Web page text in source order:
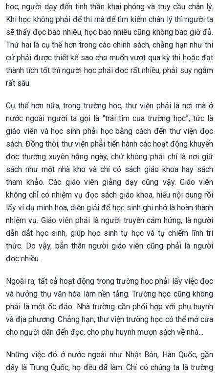
học, người dạy đến tinh thần khai phóng và truy cầu chân lý.
Khi học không phải để thi mà để tìm kiếm chân lý thì người ta
sẽ thấy đọc bao nhiêu, học bao nhiêu cũng không bao giờ đủ.
Thứ hai là cụ thể hơn trong các chính sách, chẳng hạn như thi
cử phải được thiết kế sao cho muốn vượt qua kỳ thi hoặc đạt
thành tích tốt thì người học phải đọc rất nhiều, phải suy ngẫm
rất sâu.
Cụ thể hơn nữa, trong trường học, thư viện phải là nơi mà ở
nước ngoài người ta gọi là “trái tim của trường học”, tức là
giáo viên và học sinh phải học bằng cách đến thư viện đọc
sách. Đồng thời, thư viện phải tiến hành các hoạt động khuyến
đọc thường xuyên hằng ngày, chứ không phải chỉ là nơi giữ
sách như một nhà kho và chỉ có sách giáo khoa hay sách
tham khảo. Các giáo viên giảng dạy cũng vậy. Giáo viên
không chỉ có nhiệm vụ đọc sách giáo khoa, hiểu nội dung rồi
lấy ví dụ minh họa, diễn giải để học sinh ghi nhớ là hoàn thành
nhiệm vụ. Giáo viên phải là người truyền cảm hứng, là người
dẫn dắt học sinh, giúp học sinh tự học và tự chiếm lĩnh tri
thức. Do vậy, bản thân người giáo viên cũng phải là người
đọc nhiều.
Ngoài ra, tất cả hoạt động trong trường học phải lấy việc đọc
và hưởng thụ văn hóa làm nền tảng. Trường học cũng không
phải là một ốc đảo. Nhà trường cần phối hợp với phụ huynh
và địa phương. Chẳng hạn, thư viện trường học có thể mở cửa
cho người dân đến đọc, cho phụ huynh mượn sách về nhà…
Những việc đó ở nước ngoài như Nhật Bản, Hàn Quốc, gần
đây là Trung Quốc, họ đều đã làm. Chỉ có chúng ta là trường